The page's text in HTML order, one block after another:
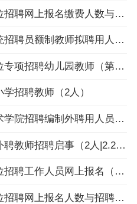
2024黔东南施秉县事业单位招聘网上报名缴费人数与招聘计划数不足3:1比例岗位一览表（截止
2023黔东南镇远县教育系统招聘员额制教师拟聘用人员公示（第八批）
2023黔东南岑巩县事业单位专项招聘幼儿园教师（第一批）拟聘用人员公示
招聘教师（2人）
2024贵州水利水电职业技术学院招聘编制外聘用人员面试名单公告
2024贵阳市第二实验中学外聘教师招聘启事（2人|2.26-3.4报名）
2024黔东南榕江县事业单位招聘工作人员网上报名（以缴费为准）不足3:1比例岗位一览表（截止
2024黔东南丹寨县事业单位招聘网上报名人数与招聘岗位计划人数达不到3:1比例岗位公示